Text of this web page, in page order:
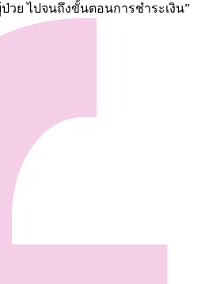
วย ไปจนถึงขั้นตอนการชำระเงิน”